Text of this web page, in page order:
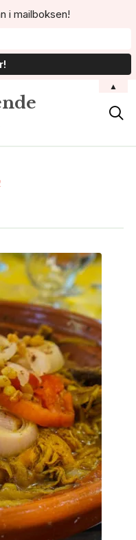

i mailboksen!
▲